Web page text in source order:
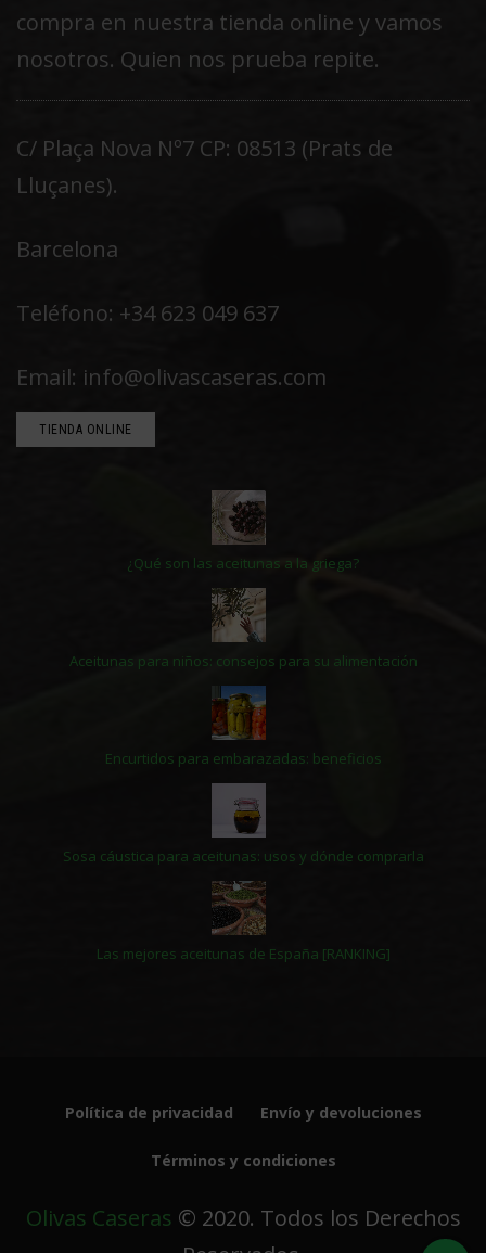
compra en nuestra tienda online y vamos
nosotros. Quien nos prueba repite.
C/ Plaça Nova Nº7 CP: 08513 (Prats de
Lluçanes).
Barcelona
Teléfono: +34 623 049 637
Email: info@olivascaseras.com
TIENDA ONLINE
¿Qué son las aceitunas a la griega?
Aceitunas para niños: consejos para su alimentación
Encurtidos para embarazadas: beneficios
Sosa cáustica para aceitunas: usos y dónde comprarla
Las mejores aceitunas de España [RANKING]
Política de privacidad Envío y devoluciones
Términos y condiciones
Olivas Caseras © 2020. Todos los Derechos